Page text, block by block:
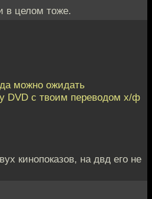
в целом тоже.
можно ожидать
DVD с твоим переводом х/ф
кинопоказов, на двд его не